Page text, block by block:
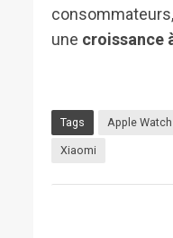
une croissance
Tags Apple Watch
Xiaomi